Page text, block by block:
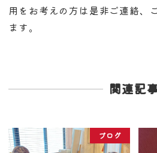
用をお考えの方は是非ご連絡、
ます。
関連記
ブログ